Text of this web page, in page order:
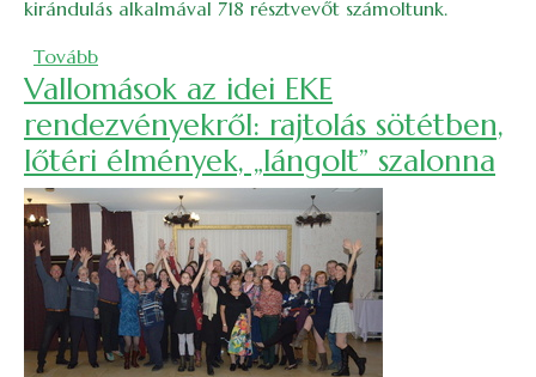
kirándulás alkalmával 718 résztvevőt számoltunk.
Tovább(Évadzáró Mikulás-gyerektúra a Brüll-kilátóra )
Vallomások az idei EKE
rendezvényekről: rajtolás sötétben,
lőtéri élmények, „lángolt” szalonna